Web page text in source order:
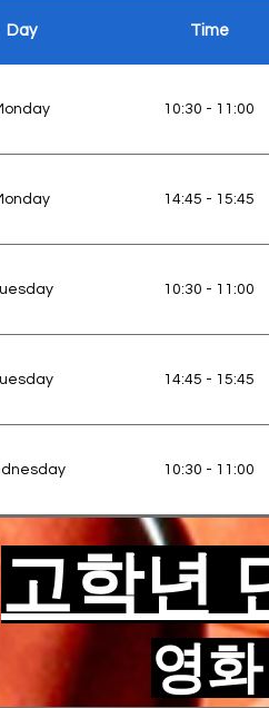
Spontaneity, Narrative
Comedic Timing, Sketch
Performance Etiquette
Open
Monologues, Industry Q&A
Day Time
10:30 - 11:00
14:45 - 15:45
10:30 - 11:00
14:45 - 15:45
10:30 - 11:00
14:45 - 15:45
10:30 - 11:00
고학년
영화